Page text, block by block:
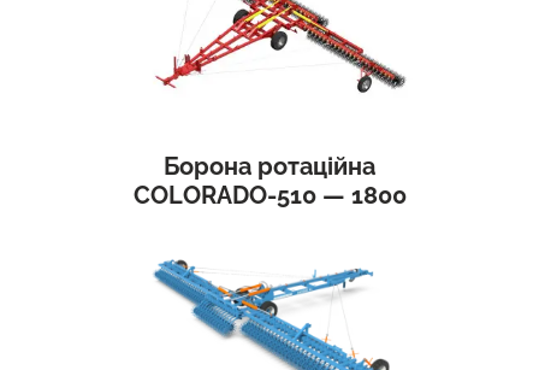
Борона ротаційна
COLORADO-510 — 1800